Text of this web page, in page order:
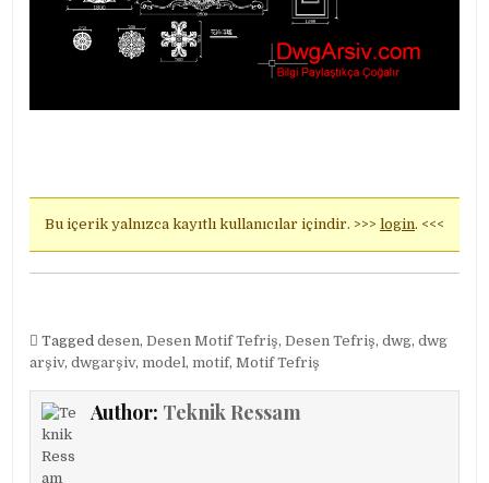
Bu içerik yalnızca kayıtlı kullanıcılar içindir. >>> login. <<<
Taggeddesen,Desen Motif Tefriş,Desen Tefriş,dwg,dwg
arşiv,dwgarşiv, model, motif,Motif Tefriş
Author: Teknik Ressam